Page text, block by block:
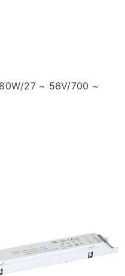
27 ~ 56V/700 ~